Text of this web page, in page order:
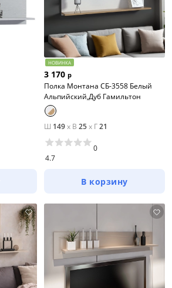
НОВИНКА
3 170 р
Полка Монтана СБ-3558 Белый
Альпийский,Дуб Гамильтон
Ш 149x В 25x Г21
4.7
0
В корзину